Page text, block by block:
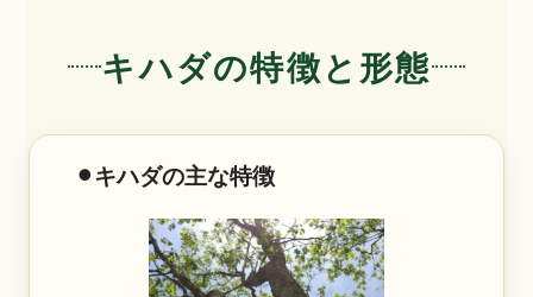
キハダの特徴と形態
⚫︎キハダの主な特徴